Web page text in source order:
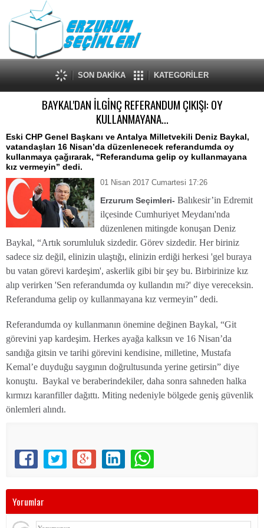
SON DAKİKA KATEGORİLER
BAYKAL'DAN İLGİNÇ REFERANDUM ÇIKIŞI: OY
KULLANMAYANA...
Eski CHP Genel Başkanı ve Antalya Milletvekili Deniz Baykal,
vatandaşları 16 Nisan’da düzenlenecek referandumda oy
kullanmaya çağırarak, “Referanduma gelip oy kullanmayana
kız vermeyin” dedi.
01 Nisan 2017 Cumartesi 17:26
Erzurum Seçimleri- Balıkesir’in Edremit
ilçesinde Cumhuriyet Meydanı'nda
düzenlenen mitingde konuşan Deniz
Baykal, “Artık sorumluluk sizdedir. Görev sizdedir. Her biriniz
sadece siz değil, elinizin ulaştığı, elinizin erdiği herkesi 'gel buraya
bu vatan görevi kardeşim', askerlik gibi bir şey bu. Birbirinize kız
alıp verirken 'Sen referandumda oy kullandın mı?' diye vereceksin.
Referanduma gelip oy kullanmayana kız vermeyin” dedi.
Referandumda oy kullanmanın önemine değinen Baykal, “Git
görevini yap kardeşim. Herkes ayağa kalksın ve 16 Nisan’da
sandığa gitsin ve tarihi görevini kendisine, milletine, Mustafa
Kemal’e duyduğu saygının doğrultusunda yerine getirsin” diye
konuştu. Baykal ve beraberindekiler, daha sonra sahneden halka
kırmızı karanfiller dağıttı. Miting nedeniyle bölgede geniş güvenlik
önlemleri alındı.
Yorumlar